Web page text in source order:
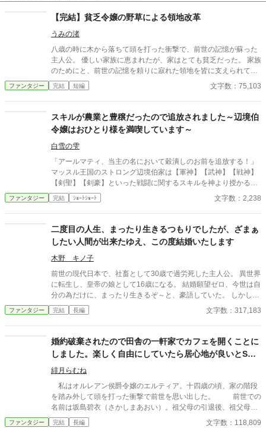
【完結】貧乏令嬢の野草による領地改革
うみの渚
八歳の時に木から落ちて頭を打った衝撃で、前世の記憶が蘇った
主人公。 優しい家族に恵まれたが、家はとても貧乏だった。 家族
のためにと、前世の記憶を頼りに寂れた領地を皆に支えられて
徐々に発展させていく。 主人公は、魔法・知識チートは持ってい
ません。 加筆修正しました。 お手に取って頂けたら嬉しいです。
ファンタジー 完結 短編 文字数：75,103
スキルが農業と豊穣だったので追放されました～辺境伯
令嬢はおひとり様を満喫しています～
白雪の雫
「アールマティ、当主の名において穀潰しのお前を追放する！」
マッスル王国のストロング辺境伯家は【軍神】【武神】【戦神】
【剣聖】【剣豪】といった戦闘に関するスキルを神より授かるか
らなのか、代々優れた軍人・武人を輩出してきた家柄だ。 そんな
家に産まれたからなのか、ストロング家の者は【力こそ正義】と
の世には例外というものがある。 ストロング家の次女であるアー
ルマティだ。 実はアールマティ、日本人として生きていた前世の
記憶を持っているのだが、その事を話せば病院に送られてしまう
という恐怖があるからなのか誰にも打ち明けていない。 そんなア
ールマティが授かったスキルは【農業】と【豊穣】 戦いに役に立
たないスキルという事で、アールマティは父からストロング家追
放を宣告されたのだ。 「仰せのままに」 父の言葉に頭を下げた
後、屋敷を出て行こうとしているアールマティを母と兄弟姉妹、
そして家令と使用人達までもが嘲笑いながら罵っている。 「食糧
ィは他国へと亡命する。 アールマティが森の奥でおひとり様を満
喫している頃 ストロング領は大飢饉となっていた。 農業系のゲー
がベースになっているので、作物が実るのに時間を要しないし、
追放された後は現代的な暮らしをしているという実にご都合主義
です。 短い話という理由で色々深く考えた話ではないからツッコ
ミどころ満載です。
ファンタジー 完結 ｼｮｰﾄｼｮｰﾄ 文字数：2,238
二度目の人生、まったり生きるつもりでしたが、ざまぁ
したい人間が出来たゆえ、この度結婚いたします
木野 キノ子
前世の現代日本で、社畜として30歳で過労死した主人公。 異世界
に転生し、皇帝の娘として16歳になる。 結婚願望ゼロ、今世は自
分の為だけに、まったり生きるぞ～と、豪語していた。 しかしひ
ょんなことから舞い込んだ見合い相手を調べているうちに、どう
にも我慢がならなくなった。 良い人間を寄ってたかっていじめる
意した主人公は…。 さてさて、無事にざまぁを完成できるのか？
ファンタジー 完結 長編 文字数：317,183
婚約破棄されたので田舎の一軒家でカフェを開くことに
しました。楽しく自由にしていたら居心地が良いとS級
冒険者達が毎日通い詰めるようになりました
緋月らむね
私はオルレアン侯爵令嬢のエルティア。十四歳の頃、家の階段
を踏み外して頭を打った衝撃で前世を思い出した。 前世での
名前は坂島碧衣（さかしまあおい）。祖父母の引退後、祖父母の
経営していた大好きなカフェを継ぐつもりでいたのに就職先がブ
ファンタジー 完結 長編 文字数：118,809